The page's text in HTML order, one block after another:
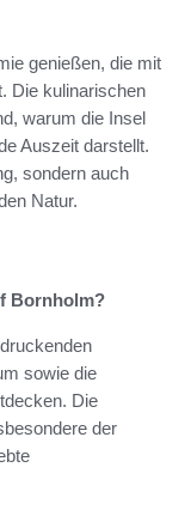
genießen, die mit
Die kulinarischen
warum die Insel
Auszeit darstellt.
sondern auch
Natur.
Bornholm?
sowie die
Die
der